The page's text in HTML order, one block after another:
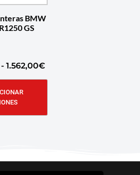
BMW
GS
- 1.562,00€